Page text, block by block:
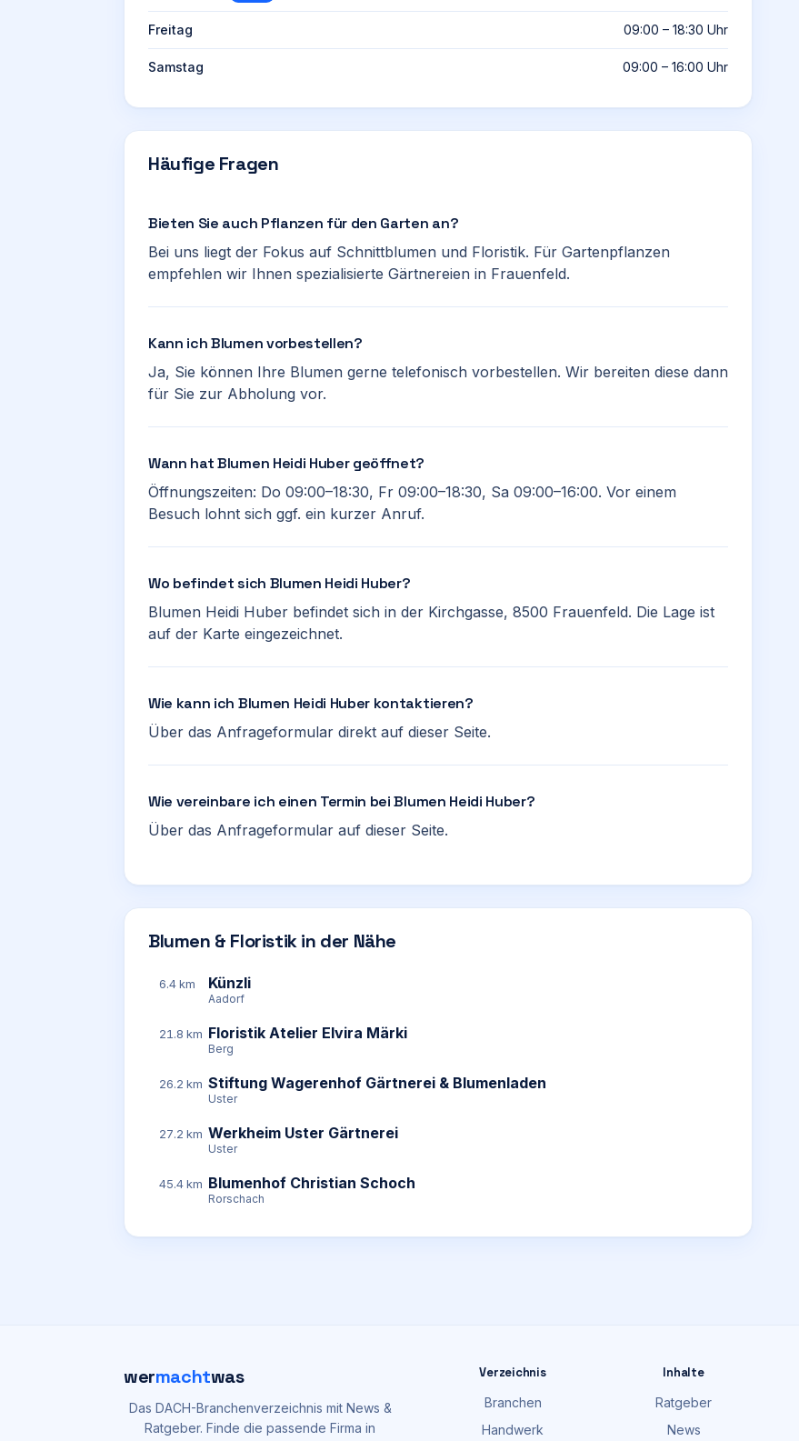
Freitag 09:00 – 18:30 Uhr
Samstag 09:00 – 16:00 Uhr
Häufige Fragen
Bieten Sie auch Pflanzen für den Garten an?
Bei uns liegt der Fokus auf Schnittblumen und Floristik. Für Gartenpflanzen
empfehlen wir Ihnen spezialisierte Gärtnereien in Frauenfeld.
Kann ich Blumen vorbestellen?
Ja, Sie können Ihre Blumen gerne telefonisch vorbestellen. Wir bereiten diese dann
für Sie zur Abholung vor.
Wann hat Blumen Heidi Huber geöffnet?
Öffnungszeiten: Do 09:00–18:30, Fr 09:00–18:30, Sa 09:00–16:00. Vor einem
Besuch lohnt sich ggf. ein kurzer Anruf.
Wo befindet sich Blumen Heidi Huber?
Blumen Heidi Huber befindet sich in der Kirchgasse, 8500 Frauenfeld. Die Lage ist
auf der Karte eingezeichnet.
Wie kann ich Blumen Heidi Huber kontaktieren?
Über das Anfrageformular direkt auf dieser Seite.
Wie vereinbare ich einen Termin bei Blumen Heidi Huber?
Über das Anfrageformular auf dieser Seite.
Blumen & Floristik in der Nähe
6.4 km Künzli
Aadorf
21.8 km Floristik Atelier Elvira Märki
Berg
26.2 km Stiftung Wagerenhof Gärtnerei & Blumenladen
Uster
27.2 km Werkheim Uster Gärtnerei
Uster
45.4 km Blumenhof Christian Schoch
Rorschach
wermachtwas
Das DACH-Branchenverzeichnis mit News &
Ratgeber. Finde die passende Firma in
Verzeichnis
Branchen
Handwerk
Inhalte
Ratgeber
News